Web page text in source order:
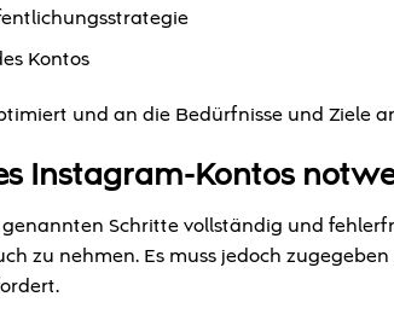
Kontos
und an die Bedürfnisse und Ziele
Instagram-Kontos
Schritte vollständig und
zu nehmen. Es muss jedoch